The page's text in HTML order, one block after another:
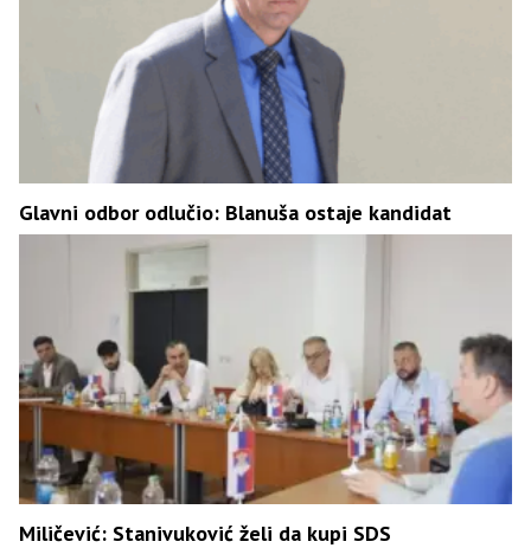
Glavni odbor odlučio: Blanuša ostaje kandidat
Miličević: Stanivuković želi da kupi SDS